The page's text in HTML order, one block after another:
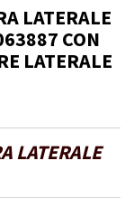
LATERALE
CON
LATERALE
LATERALE